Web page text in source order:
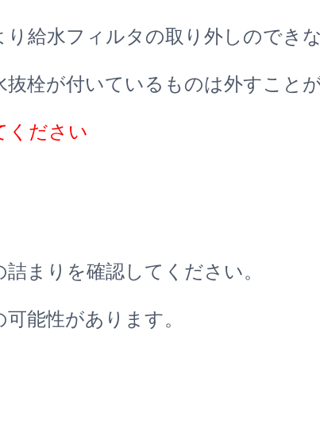
水フィルタの取り外しのできな
栓が付いているものは外すことが
ください
まりを確認してください。
能性があります。